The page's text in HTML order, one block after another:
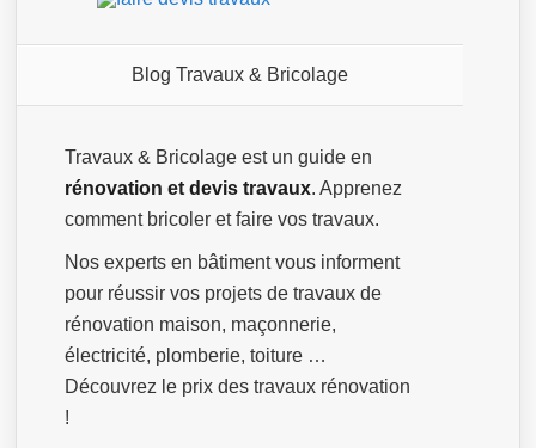
Blog Travaux & Bricolage
Travaux & Bricolage est un guide en
rénovation et devis travaux. Apprenez
comment bricoler et faire vos travaux.
Nos experts en bâtiment vous informent
pour réussir vos projets de travaux de
rénovation maison, maçonnerie,
électricité, plomberie, toiture …
Découvrez le prix des travaux rénovation
!